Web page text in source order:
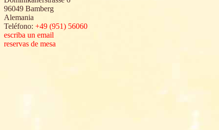
96049 Bamberg
Alemania
Teléfono: +49 (951) 56060
escriba un email
reservas de mesa